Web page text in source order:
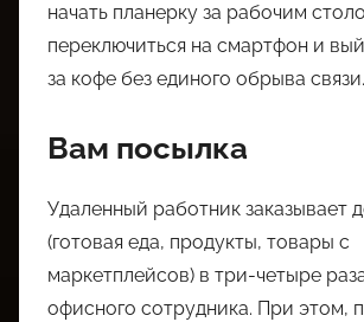
начать планерку за рабочим
переключиться на смартфон и
за кофе без единого обрыва связи.
Вам посылка
Удаленный работник заказывает
(готовая еда, продукты, товары с
маркетплейсов) в три-четыре
офисного сотрудника. При этом,